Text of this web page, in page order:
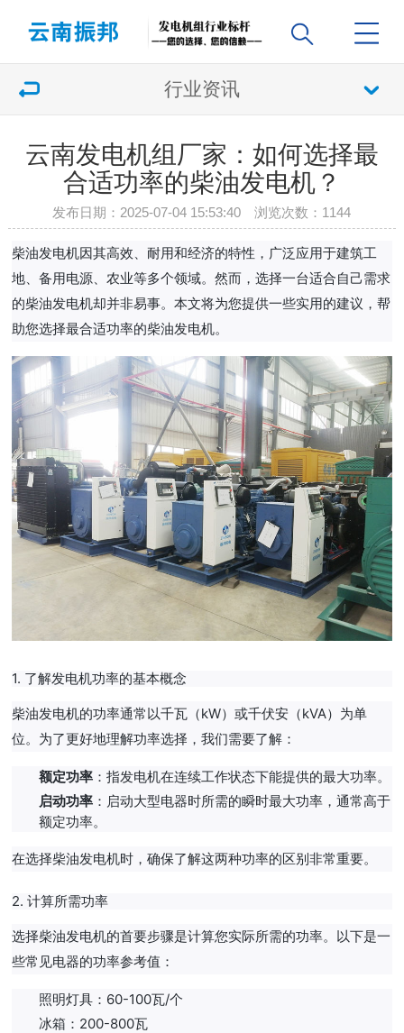
行业资讯
云南发电机组厂家：如何选择最
合适功率的柴油发电机？
发布日期：2025-07-04 15:53:40 浏览次数： 1144
柴油发电机因其高效、耐用和经济的特性，广泛应用于建筑工
地、备用电源、农业等多个领域。然而，选择一台适合自己需求
的柴油发电机却并非易事。本文将为您提供一些实用的建议，帮
助您选择最合适功率的柴油发电机。
1. 了解发电机功率的基本概念
柴油发电机的功率通常以千瓦（kW）或千伏安（kVA）为单
位。为了更好地理解功率选择，我们需要了解：
额定功率 ：指发电机在连续工作状态下能提供的最大功率。
启动功率 ：启动大型电器时所需的瞬时最大功率，通常高于
额定功率。
在选择柴油发电机时，确保了解这两种功率的区别非常重要。
2. 计算所需功率
选择柴油发电机的首要步骤是计算您实际所需的功率。以下是一
些常见电器的功率参考值：
照明灯具：60-100瓦/个
冰箱：200-800瓦